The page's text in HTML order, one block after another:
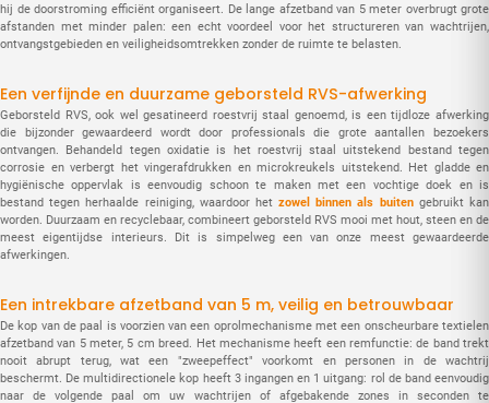
hij de doorstroming efficiënt organiseert. De lange afzetband van 5 meter overbrugt grote
afstanden met minder palen: een echt voordeel voor het structureren van wachtrijen,
ontvangstgebieden en veiligheidsomtrekken zonder de ruimte te belasten.
Een verfijnde en duurzame geborsteld RVS-afwerking
Geborsteld RVS, ook wel gesatineerd roestvrij staal genoemd, is een tijdloze afwerking
die bijzonder gewaardeerd wordt door professionals die grote aantallen bezoekers
ontvangen. Behandeld tegen oxidatie is het roestvrij staal uitstekend bestand tegen
corrosie en verbergt het vingerafdrukken en microkreukels uitstekend. Het gladde en
hygiënische oppervlak is eenvoudig schoon te maken met een vochtige doek en is
bestand tegen herhaalde reiniging, waardoor hetzowel binnen als buitengebruikt kan
worden. Duurzaam en recyclebaar, combineert geborsteld RVS mooi met hout, steen en de
meest eigentijdse interieurs. Dit is simpelweg een van onze meest gewaardeerde
afwerkingen.
Een intrekbare afzetband van 5 m, veilig en betrouwbaar
De kop van de paal is voorzien van een oprolmechanisme met een onscheurbare textielen
afzetband van 5 meter, 5 cm breed. Het mechanisme heeft een remfunctie: de band trekt
nooit abrupt terug, wat een "zweepeffect" voorkomt en personen in de wachtrij
beschermt. De multidirectionele kop heeft 3 ingangen en 1 uitgang: rol de band eenvoudig
naar de volgende paal om uw wachtrijen of afgebakende zones in seconden te